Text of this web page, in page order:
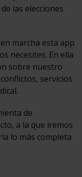
las elecciones
marcha esta app
necesites. En ella
sobre nuestro
servicios
de
a la que iremos
lo más completa